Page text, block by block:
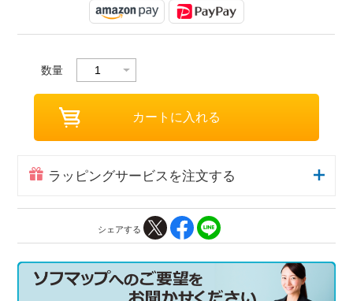
数量
ラッピングサービスを注文する
シェアする